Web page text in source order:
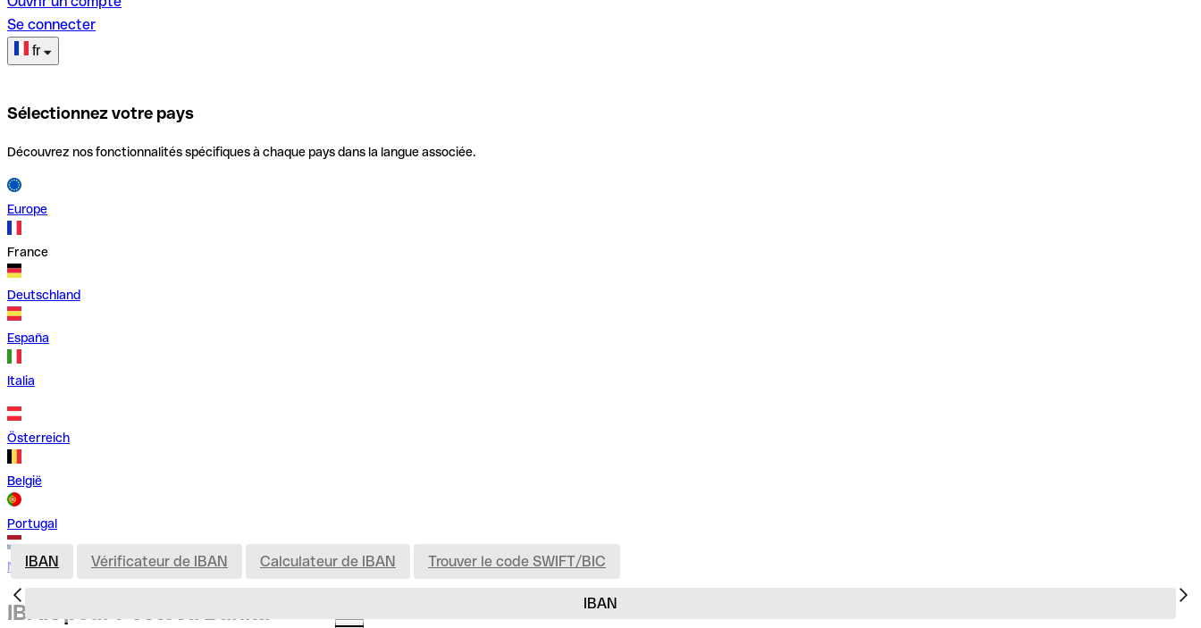
Se connecter
fr
Sélectionnez votre pays
Découvrez nos fonctionnalités spécifiques à chaque pays dans la langue associée.
Europe
France
Deutschland
España
Italia
Österreich
België
Portugal
Nederland
IBAN
IBAN Vérificateur de IBAN Calculateur de IBAN Trouver le code SWIFT/BIC
IBAN pour Poštová Banka